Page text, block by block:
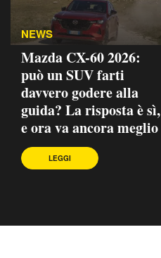
NEWS
Mazda CX-60 2026:
può un SUV farti
davvero godere alla
guida? La risposta è sì,
e ora va ancora meglio
LEGGI